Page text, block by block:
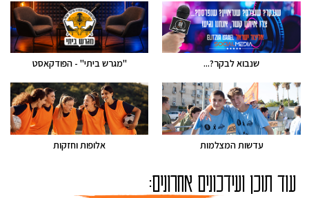
שנבוא לבקר?... "מגרש ביתי" - הפודקאסט
עדשות המצלמות אלופות וחזקות
עוד תוכן ועידכונים אחרונים: